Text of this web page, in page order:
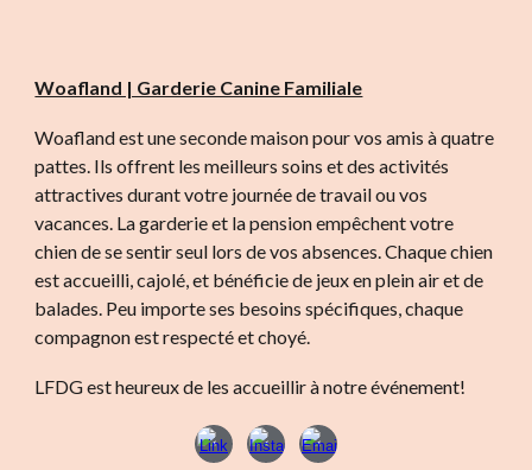
Woafland | Garderie Canine Familiale
Woafland est une seconde maison pour vos amis à quatre
pattes. Ils offrent les meilleurs soins et des activités
attractives durant votre journée de travail ou vos
vacances. La garderie et la pension empêchent votre
chien de se sentir seul lors de vos absences. Chaque chien
est accueilli, cajolé, et bénéficie de jeux en plein air et de
balades. Peu importe ses besoins spécifiques, chaque
compagnon est respecté et choyé.
LFDG est heureux de les accueillir à notre événement!